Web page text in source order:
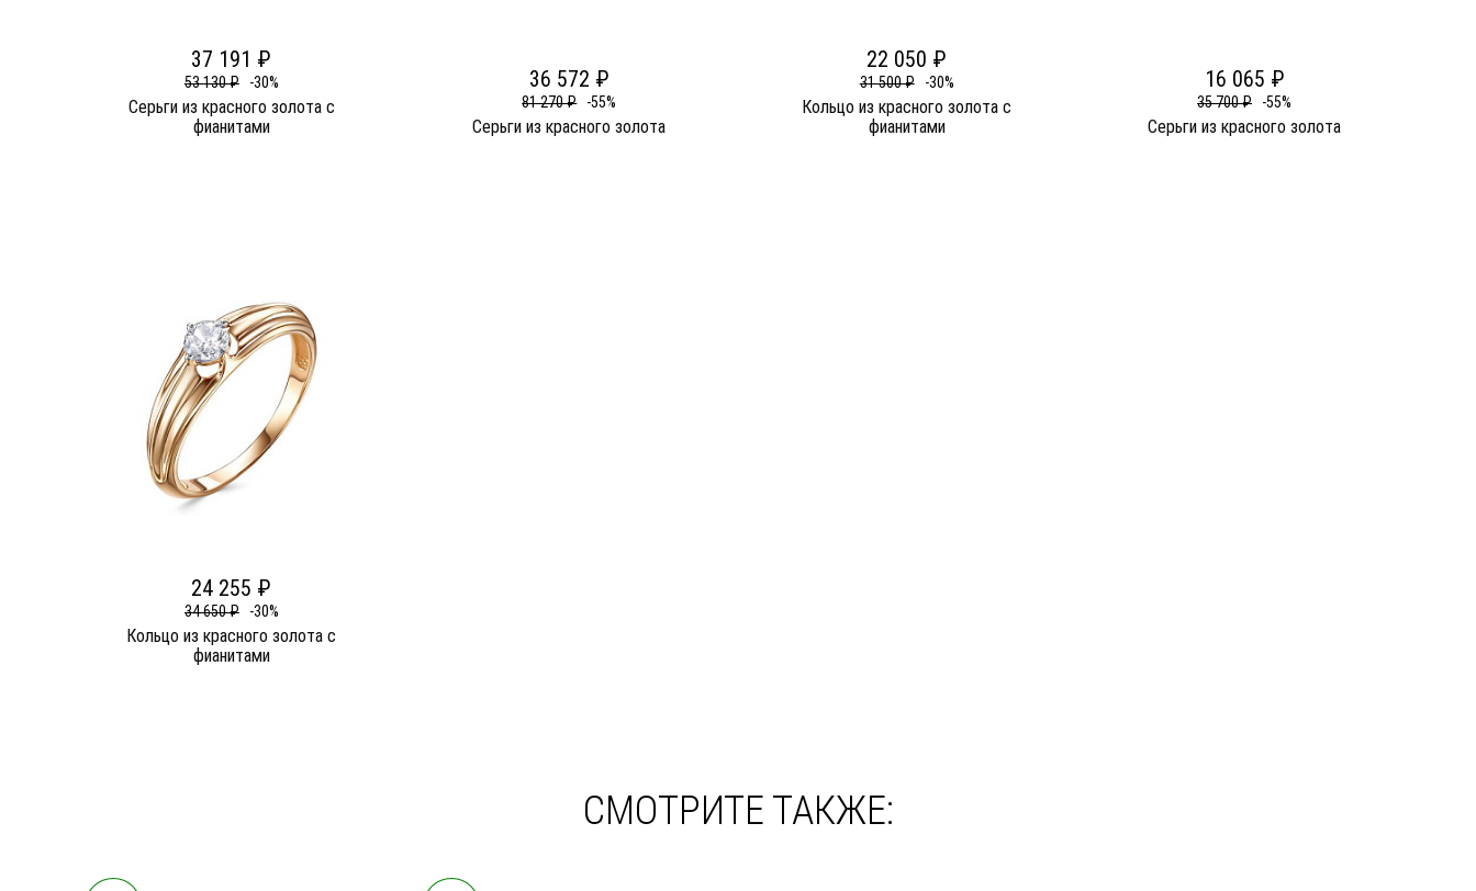
37 191 ₽
53 130 ₽ -30%
Серьги из красного золота c
фианитами
36 572 ₽
81 270 ₽ -55%
Серьги из красного золота
22 050 ₽
31 500 ₽ -30%
Кольцо из красного золота c
фианитами
16 065 ₽
35 700 ₽ -55%
Серьги из красного золота
24 255 ₽
34 650 ₽ -30%
Кольцо из красного золота c
фианитами
СМОТРИТЕ ТАКЖЕ: